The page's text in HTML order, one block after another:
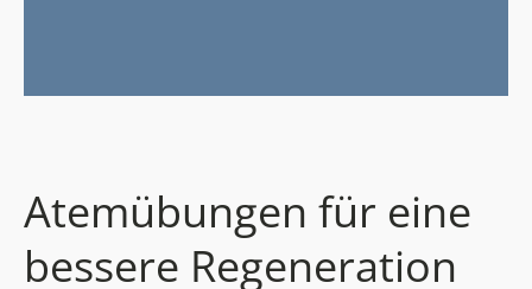
Atemübungen für eine
bessere Regeneration